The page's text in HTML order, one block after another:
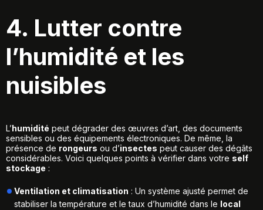
4. Lutter contre
l’humidité et les
nuisibles
L’ humidité peut dégrader des œuvres d’art, des documents
sensibles ou des équipements électroniques. De même, la
présence de rongeurs ou d’insectes peut causer des dégâts
considérables. Voici quelques points à vérifier dans votre self
stockage :
Ventilation et climatisation : Un système ajusté permet de
stabiliser la température et le taux d’humidité dans le local